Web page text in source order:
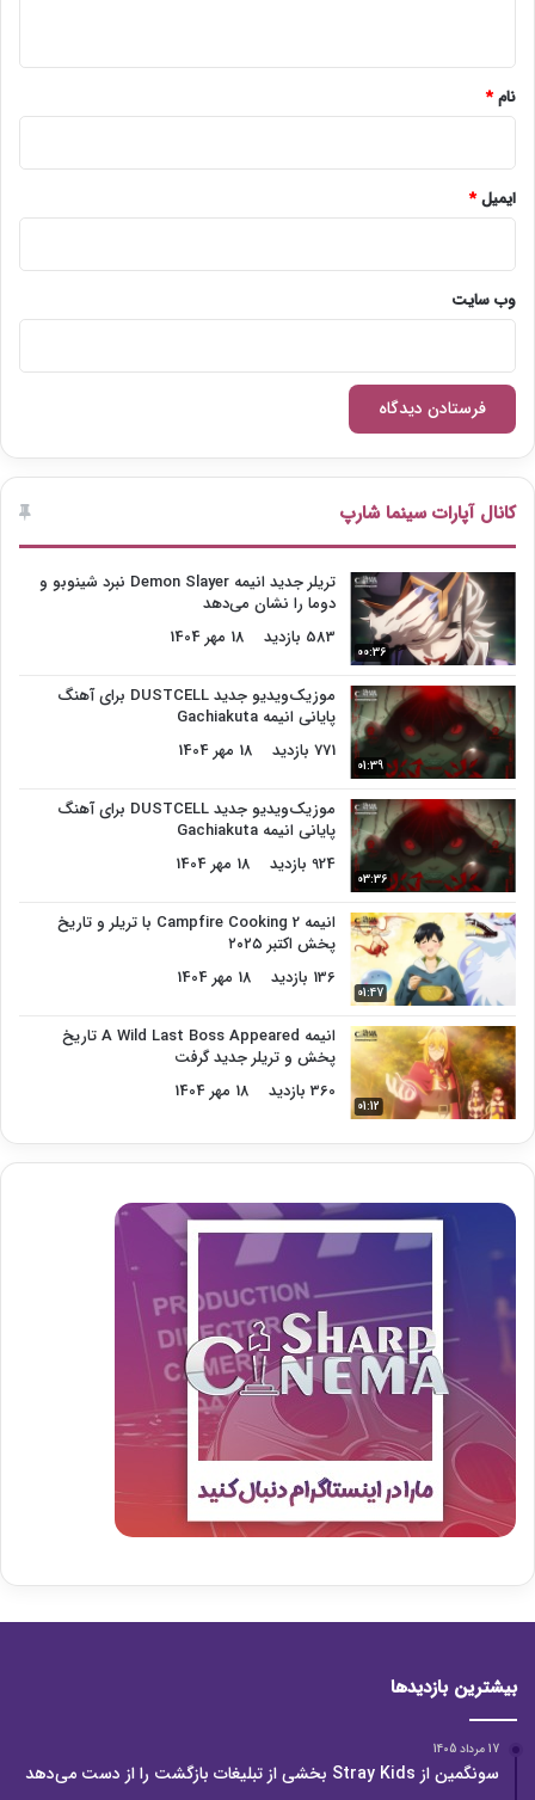
نام*
ایمیل*
وب‌ سایت
کانال آپارات سینما شارپ
00:36
تریلر جدید انیمه Demon Slayer نبرد شینوبو و
دوما را نشان می‌دهد
583 بازدید
18 مهر 1404
01:39
موزیک‌ویدیو جدید DUSTCELL برای آهنگ
پایانی انیمه Gachiakuta
771 بازدید
18 مهر 1404
03:36
موزیک‌ویدیو جدید DUSTCELL برای آهنگ
پایانی انیمه Gachiakuta
924 بازدید
18 مهر 1404
01:47
انیمه Campfire Cooking 2 با تریلر و تاریخ
پخش اکتبر ۲۰۲۵
136 بازدید
18 مهر 1404
01:12
انیمه A Wild Last Boss Appeared تاریخ
پخش و تریلر جدید گرفت
360 بازدید
18 مهر 1404
بیشترین بازدیدها
17 مرداد 1405
سونگمین از Stray Kids بخشی از تبلیغات بازگشت را از دست می‌دهد